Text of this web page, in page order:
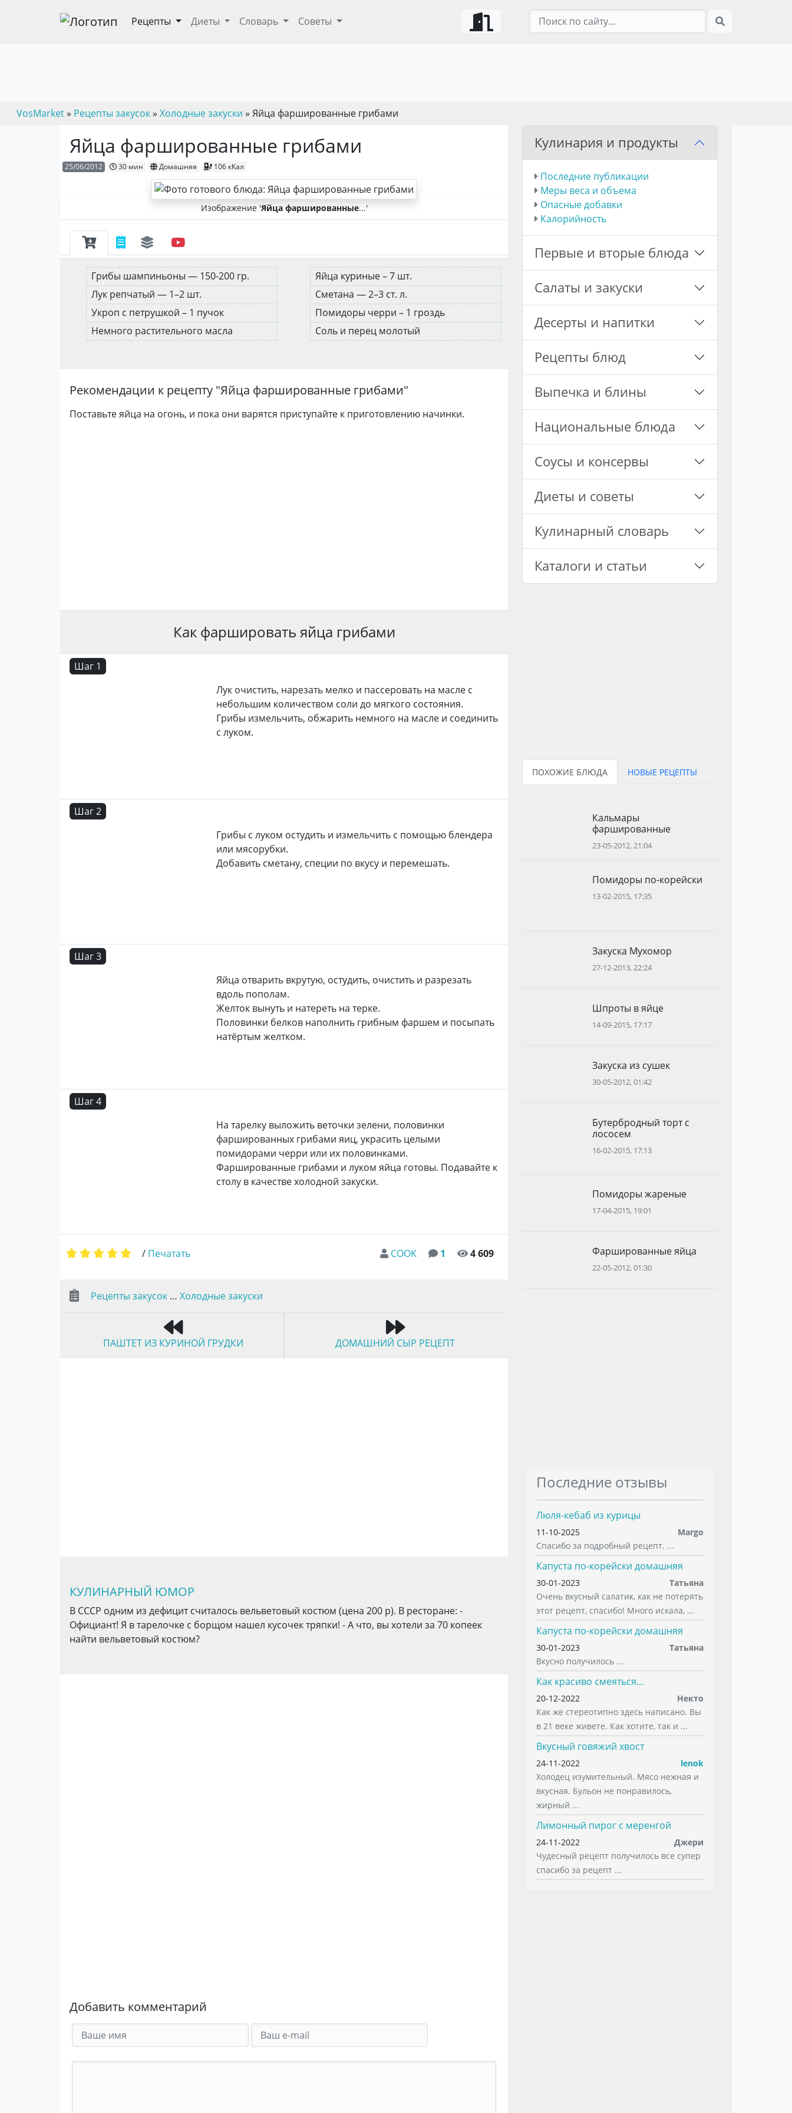
Рецепты Диеты Словарь Советы
VosMarket» Рецепты закусок» Холодные закуски » Яйца фаршированные грибами
Яйца фаршированные грибами
25/06/2012 30 мин Домашняя 106 кКал
Изображение 'Яйца фаршированные...'
Грибы шампиньоны — 150-200 гр.
Лук репчатый — 1–2 шт.
Укроп с петрушкой – 1 пучок
Немного растительного масла
Яйца куриные – 7 шт.
Сметана — 2–3 ст. л.
Помидоры черри – 1 гроздь
Соль и перец молотый
Рекомендации к рецепту "Яйца фаршированные грибами"
Поставьте яйца на огонь, и пока они варятся приступайте к приготовлению начинки.
Как фаршировать яйца грибами
Шаг 1
Лук очистить, нарезать мелко и пассеровать на масле с
небольшим количеством соли до мягкого состояния.
Грибы измельчить, обжарить немного на масле и соединить
с луком.
Шаг 2
Грибы с луком остудить и измельчить с помощью блендера
или мясорубки.
Добавить сметану, специи по вкусу и перемешать.
Шаг 3
Яйца отварить вкрутую, остудить, очистить и разрезать
вдоль пополам.
Желток вынуть и натереть на терке.
Половинки белков наполнить грибным фаршем и посыпать
натёртым желтком.
Шаг 4
На тарелку выложить веточки зелени, половинки
фаршированных грибами яиц, украсить целыми
помидорами черри или их половинками.
Фаршированные грибами и луком яйца готовы. Подавайте к
столу в качестве холодной закуски.
COOK 1 4 609
/ Печатать
Рецепты закусок … Холодные закуски
ПАШТЕТ ИЗ КУРИНОЙ ГРУДКИ ДОМАШНИЙ СЫР РЕЦЕПТ
КУЛИНАРНЫЙ ЮМОР
В СССР одним из дефицит считалось вельветовый костюм (цена 200 р). В ресторане: -
Официант! Я в тарелочке с борщом нашел кусочек тряпки! - А что, вы хотели за 70 копеек
найти вельветовый костюм?
Добавить комментарий
Кулинария и продукты
Последние публикации
Меры веса и объема
Опасные добавки
Калорийность
Первые и вторые блюда
Салаты и закуски
Десерты и напитки
Рецепты блюд
Выпечка и блины
Национальные блюда
Соусы и консервы
Диеты и советы
Кулинарный словарь
Каталоги и статьи
ПОХОЖИЕ БЛЮДА НОВЫЕ РЕЦЕПТЫ
Кальмары
фаршированные
23-05-2012, 21:04
Помидоры по-корейски
13-02-2015, 17:35
Закуска Мухомор
27-12-2013, 22:24
Шпроты в яйце
14-09-2015, 17:17
Закуска из сушек
30-05-2012, 01:42
Бутербродный торт с
лососем
16-02-2015, 17:13
Помидоры жареные
17-04-2015, 19:01
Фаршированные яйца
22-05-2012, 01:30
Последние отзывы
Люля-кебаб из курицы
11-10-2025
Margo
Спасибо за подробный рецепт. ...
Капуста по-корейски домашняя
30-01-2023
Татьяна
Очень вкусный салатик, как не потерять
этот рецепт, спасибо! Много искала, ...
Капуста по-корейски домашняя
30-01-2023
Татьяна
Вкусно получилось ...
Как красиво смеяться...
20-12-2022
Некто
Как же стереотипно здесь написано. Вы
в 21 веке живете. Как хотите, так и ...
Вкусный говяжий хвост
24-11-2022
lenok
Холодец изумительный. Мясо нежная и
вкусная. Бульон не понравилось,
жирный ...
Лимонный пирог с меренгой
24-11-2022
Джери
Чудесный рецепт получилось все супер
спасибо за рецепт ...